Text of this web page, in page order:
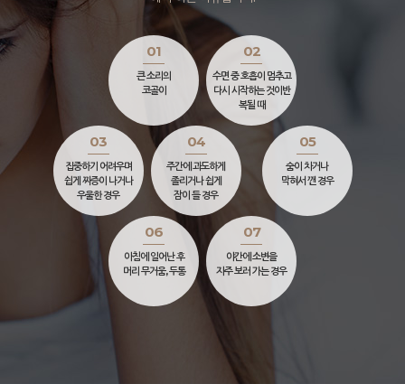
01
큰 소리의
코골이
02
수면 중 호흡이 멈추고
다시 시작하는 것이반
복될 때
03
집중하기 어려우며
쉽게 짜증이 나거나
우울한 경우
04
주간에 과도하게
졸리거나 쉽게
잠이 들 경우
05
숨이 차거나
막혀서 깬 경우
06
아침에 일어난 후
머리 무거움, 두통
07
야간에 소변을
자주 보러 가는 경우